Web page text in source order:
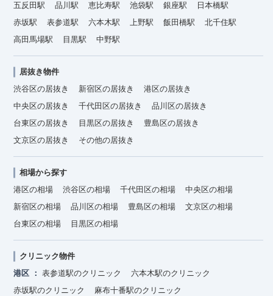
五反田駅
品川駅 恵比寿駅 池袋駅 銀座駅
日本橋駅
赤坂駅
表参道駅 六本木駅 上野駅 飯田橋駅
北千住駅
高田馬場駅
目黒駅 中野駅
居抜き物件
渋谷区の居抜き
新宿区の居抜き
港区の居抜き
中央区の居抜き
千代田区の居抜き
品川区の居抜き
台東区の居抜き
目黒区の居抜き
豊島区の居抜き
文京区の居抜き
その他の居抜き
相場から探す
港区の相場
渋谷区の相場 千代田区の相場
中央区の相場
新宿区の相場
品川区の相場 豊島区の相場
文京区の相場
台東区の相場
目黒区の相場
クリニック物件
港区
表参道駅のクリニック
六本木駅のクリニック
赤坂駅のクリニック
麻布十番駅のクリニック